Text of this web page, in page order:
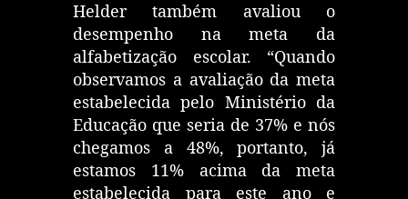
Helder também avaliou o
desempenho na meta da
alfabetização escolar. “Quando
observamos a avaliação da meta
estabelecida pelo Ministério da
Educação que seria de 37% e nós
chegamos a 48%, portanto, já
estamos 11% acima da meta
estabelecida para este ano e